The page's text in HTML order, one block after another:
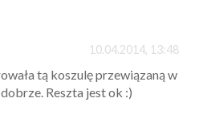
10.04.2014, 13:48
tą koszulę przewiązaną w
Reszta jest ok :)